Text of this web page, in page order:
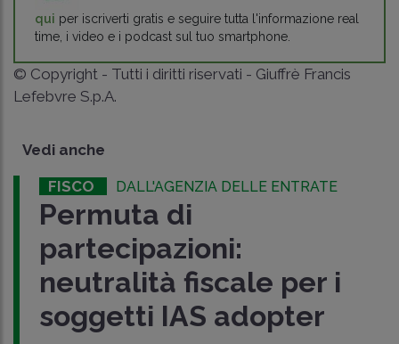
qui per iscriverti gratis e seguire tutta l'informazione real
time, i video e i podcast sul tuo smartphone.
© Copyright - Tutti i diritti riservati - Giuffrè Francis
Lefebvre S.p.A.
Vedi anche
FISCO DALL'AGENZIA DELLE ENTRATE
Permuta di
partecipazioni:
neutralità fiscale per i
soggetti IAS adopter